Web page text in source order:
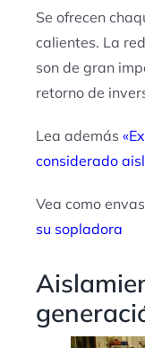
Se ofrecen
calientes. La
son de gran
retorno de
Lea además
considerado
Vea como
su sopladora